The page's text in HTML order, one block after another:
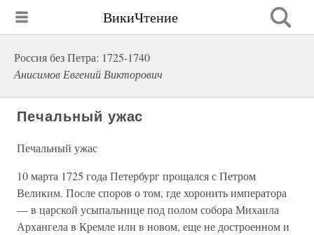
ВикиЧтение
Россия без Петра: 1725-1740
Анисимов Евгений Викторович
Печальный ужас
Печальный ужас
10 марта 1725 года Петербург прощался с Петром
Великим. После споров о том, где хоронить императора
— в царской усыпальнице под полом собора Михаила
Архангела в Кремле или в новом, еще не достроенном и